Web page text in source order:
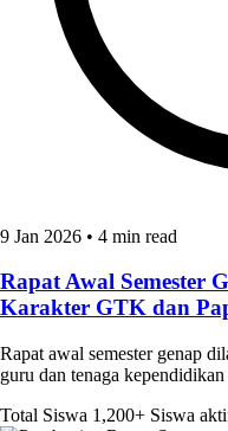
9 Jan 2026 • 4 min read
Rapat Awal Semester
Karakter GTK dan
Rapat awal semester genap
guru dan tenaga
Total Siswa 1,200+ Siswa